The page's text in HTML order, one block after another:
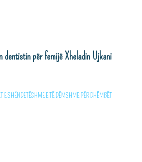
dentistin për femijë Xheladin Ujkani